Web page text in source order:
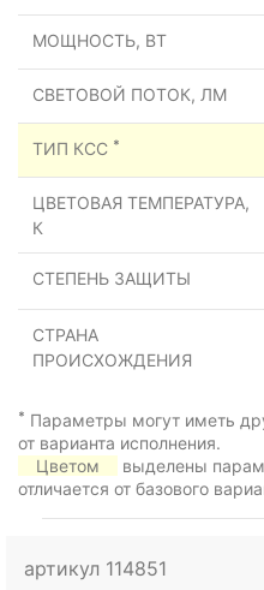
МОЩНОСТЬ, ВТ
СВЕТОВОЙ ПОТОК, ЛМ
ТИП КСС *
ЦВЕТОВАЯ ТЕМПЕРАТУРА,
К
СТЕПЕНЬ ЗАЩИТЫ
СТРАНА
ПРОИСХОЖДЕНИЯ
* Параметры могут иметь
от варианта исполнения.
Цветом
выделены
отличается от базового
артикул 114851